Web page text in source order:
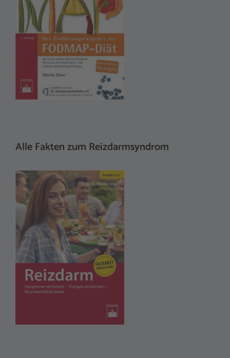
Alle Fakten zum Reizdarmsyndrom